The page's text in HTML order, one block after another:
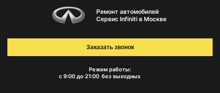
Ремонт автомобилей
Сервис Infiniti в Москве
Режим работы:
с 9:00 до 21:00 без выходных
Заказать звонок